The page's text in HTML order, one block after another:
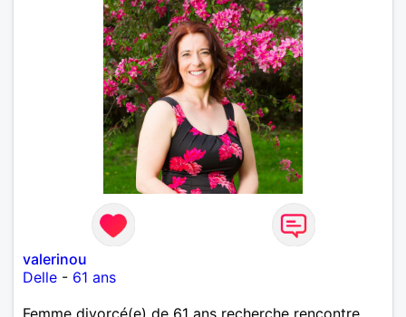
valerinou
Delle - 61 ans
Femme divorcé(e) de 61 ans recherche rencontre